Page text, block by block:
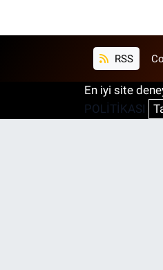
RSS
En iyi site
POLİTİKASI